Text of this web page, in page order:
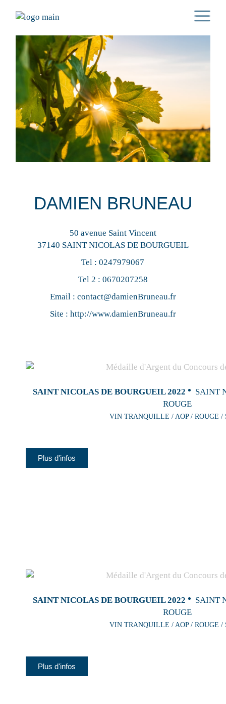
DAMIEN BRUNEAU
50 avenue Saint Vincent
37140 SAINT NICOLAS DE BOURGUEIL
Tel :0247979067
Tel 2 : 0670207258
Email : contact@damienBruneau.fr
Site : http://www.damienBruneau.fr
SAINT NICOLAS DE BOURGUEIL 2022
SAINT
ROUGE
VIN TRANQUILLE / AOP / ROUGE /
Plus d'infos
SAINT NICOLAS DE BOURGUEIL 2022
SAINT
ROUGE
VIN TRANQUILLE / AOP / ROUGE /
Plus d'infos